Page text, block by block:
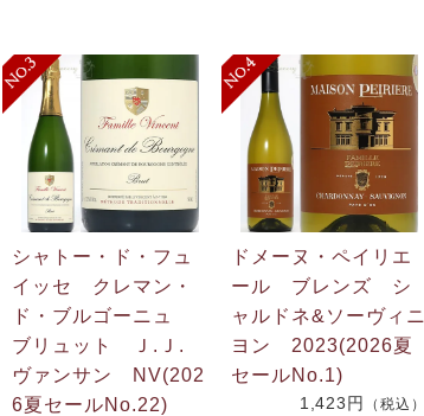
シャトー・ド・フュ
イッセ クレマン・
ド・ブルゴーニュ
ブリュット Ｊ.Ｊ.
ヴァンサン NV(202
6夏セールNo.22)
ドメーヌ・ペイリエ
ール ブレンズ シ
ャルドネ&ソーヴィニ
ヨン 2023(2026夏
セールNo.1)
1,423円 （税込）